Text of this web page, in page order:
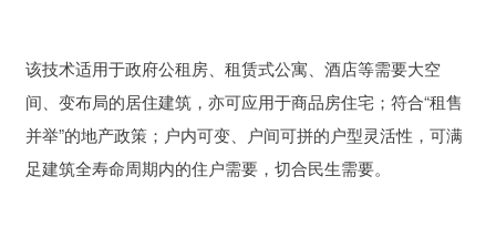
该技术适用于政府公租房、租赁式公寓、酒店等需要大空
间、变布局的居住建筑，亦可应用于商品房住宅；符合“租售
并举”的地产政策；户内可变、户间可拼的户型灵活性，可满
足建筑全寿命周期内的住户需要，切合民生需要。